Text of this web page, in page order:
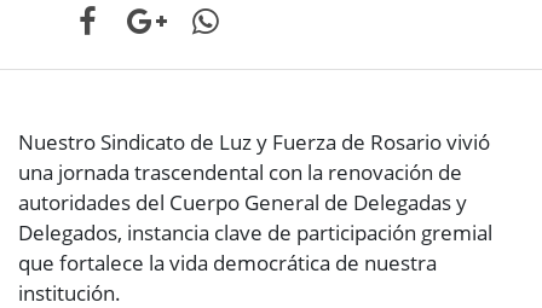
Nuestro Sindicato de Luz y Fuerza de Rosario vivió
una jornada trascendental con la renovación de
autoridades del Cuerpo General de Delegadas y
Delegados, instancia clave de participación gremial
que fortalece la vida democrática de nuestra
institución.